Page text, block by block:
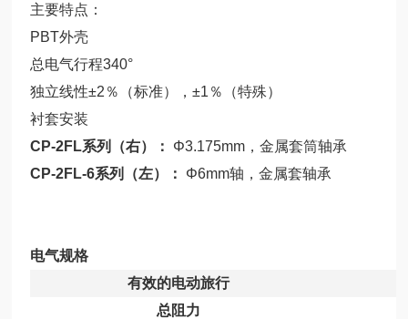
主要特点：
PBT外壳
总电气行程340°
独立线性±2％（标准），±1％（特殊）
衬套安装
CP-2FL系列（右）：
Φ3.175mm，金属套筒轴承
CP-2FL-6系列（左）： Φ6mm轴，金属套轴承
电气规格
有效的电动旅行
总阻力